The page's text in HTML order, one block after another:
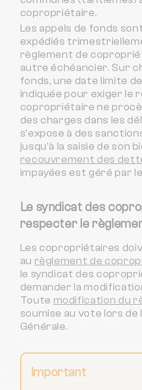
copropriétaire.
Les appels de fonds
expédiés
règlement de
autre échéancier. Sur
fonds, une date limite
indiquée pour exiger le
copropriétaire ne
des charges dans les
s'expose à des
jusqu'à la saisie de son
recouvrement des
impayées est géré par
Le syndicat des
respecter le
Les copropriétaires
au règlement de
le syndicat des
demander la
Toute modification du
soumise au vote lors de
Générale.
Important